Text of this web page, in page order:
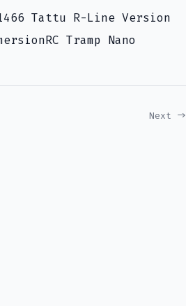
Tattu R-Line Version
Tramp Nano
Next →